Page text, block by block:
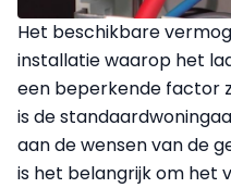
Het beschikbare
installatie waarop het
een beperkende factor
is de
aan de wensen van de
is het belangrijk om het